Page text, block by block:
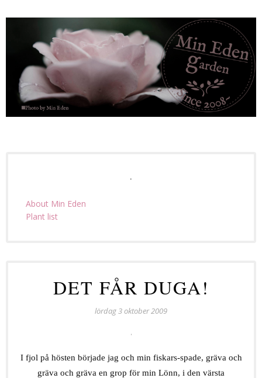
About Min Eden
Plant list
DET FÅR DUGA!
lördag 3 oktober 2009
I fjol på hösten började jag och min fiskars-spade, gräva och
gräva och gräva en grop för min Lönn, i den värsta